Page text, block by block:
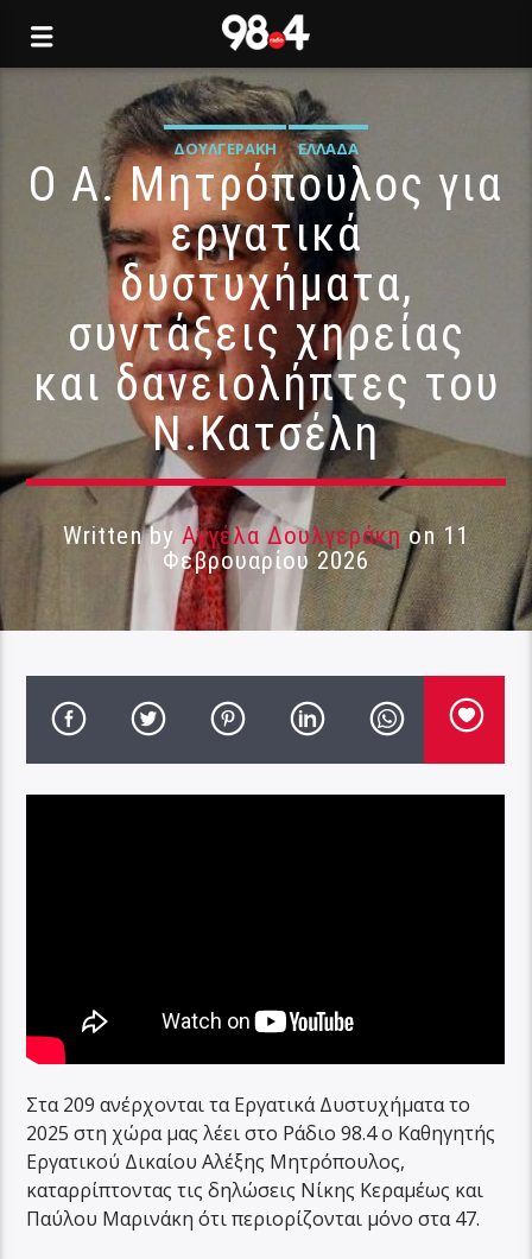
ΔΟΥΛΓΕΡΆΚΗ ΕΛΛΆΔΑ
Ο Α. Μητρόπουλος για
εργατικά
δυστυχήματα,
συντάξεις χηρείας
και δανειολήπτες του
Ν.Κατσέλη
Written by Αγγέλα Δουλγεράκη on 11
Φεβρουαρίου 2026
Στα 209 ανέρχονται τα Εργατικά Δυστυχήματα το
2025 στη χώρα μας λέει στο Ράδιο 98.4 ο Καθηγητής
Εργατικού Δικαίου Αλέξης Μητρόπουλος,
καταρρίπτοντας τις δηλώσεις Νίκης Κεραμέως και
Παύλου Μαρινάκη ότι περιορίζονται μόνο στα 47.